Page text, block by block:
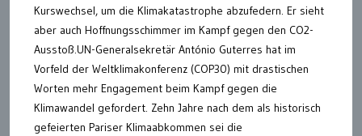
Kurswechsel, um die Klimakatastrophe abzufedern. Er sieht
aber auch Hoffnungsschimmer im Kampf gegen den CO2-
Ausstoß.UN-Generalsekretär António Guterres hat im
Vorfeld der Weltklimakonferenz (COP30) mit drastischen
Worten mehr Engagement beim Kampf gegen die
Klimawandel gefordert. Zehn Jahre nach dem als historisch
gefeierten Pariser Klimaabkommen sei die